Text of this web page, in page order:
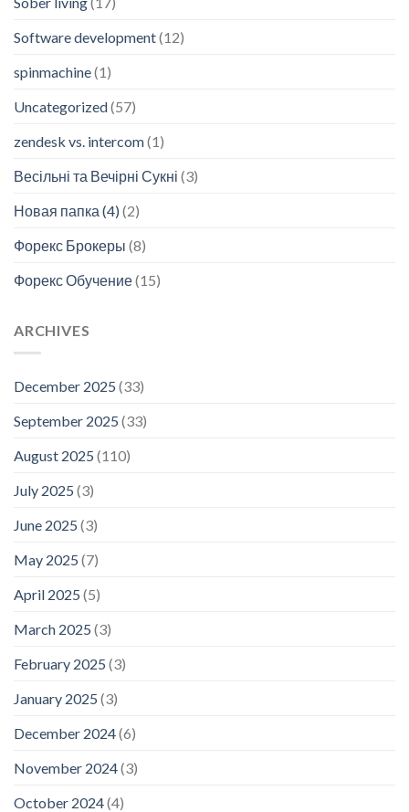
Software development(12)
spinmachine(1)
Uncategorized(57)
zendesk vs. intercom(1)
Весільні та Вечірні Сукні (3)
Новая папка (4) (2)
Форекс Брокеры (8)
Форекс Обучение(15)
ARCHIVES
December 2025 (33)
September 2025 (33)
August 2025 (110)
July 2025 (3)
June 2025 (3)
May 2025 (7)
April 2025 (5)
March 2025 (3)
February 2025 (3)
January 2025 (3)
December 2024(6)
November 2024(3)
October 2024(4)